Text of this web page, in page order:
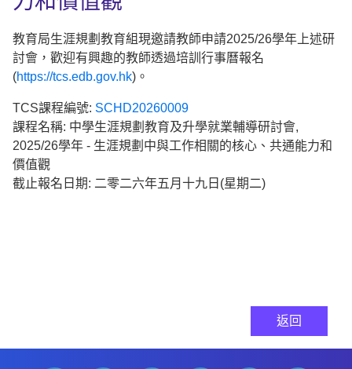
教育局生涯規劃教育組現邀請教師申請2025/26學年上述研
討會，歡迎有興趣的教師透過培訓行事曆報名
(https://tcs.edb.gov.hk)。
TCS課程編號: SCHD20260009
課程名稱: 中學生涯規劃教育及升學就業輔導研討會,
2025/26學年 - 生涯規劃中與工作相關的核心、共通能力和
價值觀
截止報名日期: 二零二六年五月十九日(星期二)
返回